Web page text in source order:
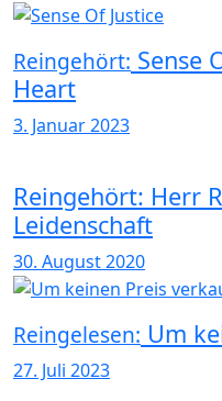
Reingehört: Sense
Heart
3. Januar 2023
Reingehört: Herr
Leidenschaft
30. August 2020
Reingelesen: Um
27. Juli 2023